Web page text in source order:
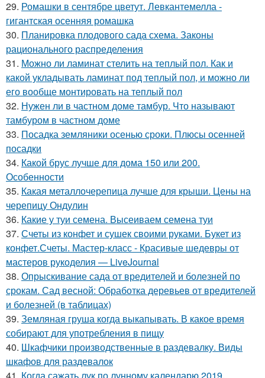
29. Ромашки в сентябре цветут. Левкантемелла -
гигантская осенняя ромашка
30. Планировка плодового сада схема. Законы
рационального распределения
31. Можно ли ламинат стелить на теплый пол. Как и
какой укладывать ламинат под теплый пол, и можно ли
его вообще монтировать на теплый пол
32. Нужен ли в частном доме тамбур. Что называют
тамбуром в частном доме
33. Посадка земляники осенью сроки. Плюсы осенней
посадки
34. Какой брус лучше для дома 150 или 200.
Особенности
35. Какая металлочерепица лучше для крыши. Цены на
черепицу Ондулин
36. Какие у туи семена. Высеиваем семена туи
37. Счеты из конфет и сушек своими руками. Букет из
конфет.Счеты. Мастер-класс - Красивые шедевры от
мастеров рукоделия — LiveJournal
38. Опрыскивание сада от вредителей и болезней по
срокам. Сад весной: Обработка деревьев от вредителей
и болезней (в таблицах)
39. Земляная груша когда выкапывать. В какое время
собирают для употребления в пищу
40. Шкафчики производственные в раздевалку. Виды
шкафов для раздевалок